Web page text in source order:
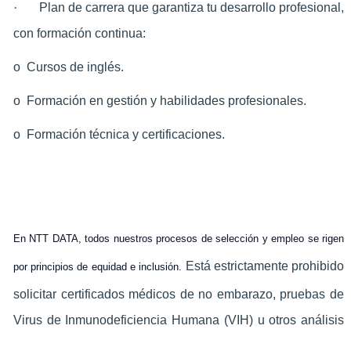
·
Plan de carrera que garantiza tu desarrollo profesional,
con formación continua:
o Cursos de inglés.
o Formación en gestión y habilidades profesionales.
o Formación técnica y certificaciones.
En NTT DATA, todos nuestros procesos de selección y empleo se rigen
por principios de equidad e inclusión. Está estrictamente prohibido
solicitar certificados médicos de no embarazo, pruebas de
Virus de Inmunodeficiencia Humana (VIH) u otros análisis